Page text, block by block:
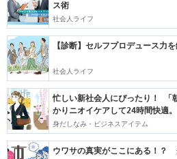
ス術
社会人ライフ
【診断】セルフプロデュース力
社会人ライフ
忙しい新社会人にぴったり！ 「
かりニオイケアして24時間快適。
身だしなみ・ビジネスアイテム
ウワサの真実がここにある！？